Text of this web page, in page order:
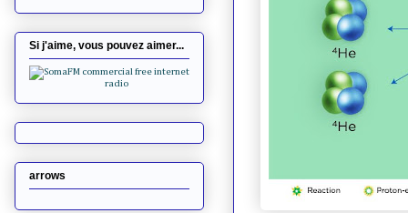
Si j'aime, vous pouvez aimer...
arrows